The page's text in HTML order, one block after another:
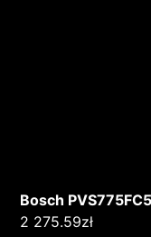
Bosch
2 275.59zł